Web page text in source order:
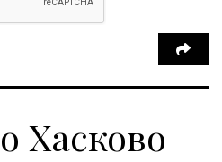
Хасково